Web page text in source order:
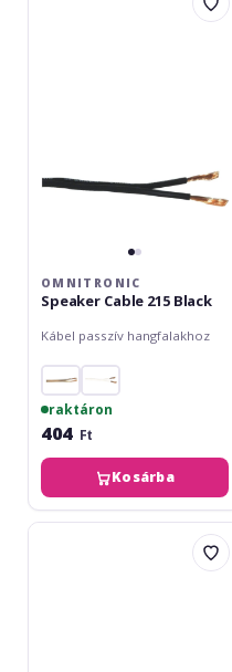
OMNITRONIC
Speaker Cable 215 Black
Kábel passzív hangfalakhoz
raktáron
404 Ft
Kosárba
Monacor